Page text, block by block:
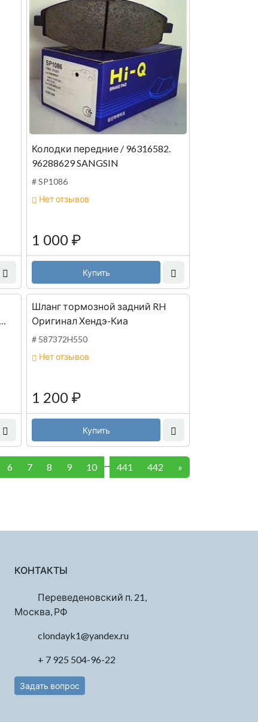
Колодки передние / 96316582.
96288629 SANGSIN
# SP1086
Нет отзывов
1 000₽
Купить
Шланг тормозной задний RH
Оригинал Хендэ-Киа
# 587372H550
Нет отзывов
1 200₽
Купить
6 7 8 9 10 ... 441 442 »
КОНТАКТЫ
Переведеновский п. 21,
Москва, РФ
clondayk1@yandex.ru
+ 7 925 504-96-22
Задать вопрос